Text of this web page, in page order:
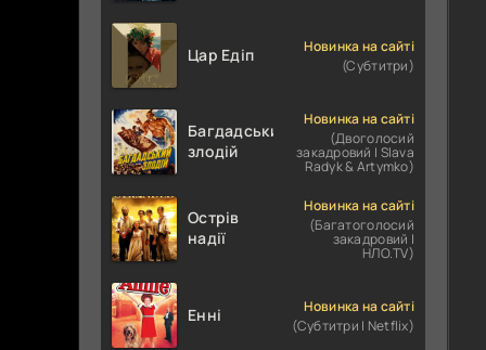
Цар Едіп
Новинка на сайті
(Субтитри)
Багдадський
злодій
Новинка на сайті
(Двоголосий
закадровий | Slava
Radyk & Artymko)
Острів
надії
Новинка на сайті
(Багатоголосий
закадровий |
НЛО.TV)
Енні
Новинка на сайті
(Субтитри | Netflix)